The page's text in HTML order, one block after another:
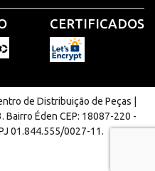
CERTIFICADOS
de Distribuição de Peças |
Bairro Éden CEP: 18087-220 -
01.844.555/0027-11.